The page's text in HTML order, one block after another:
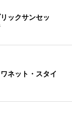
ックサンセッ
ネット・スタイ